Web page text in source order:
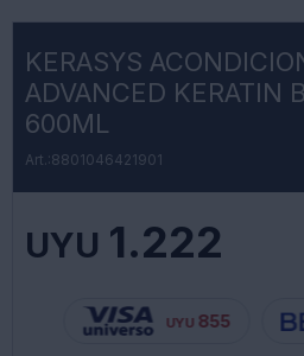
KERASYS
ADVANCED KERATIN
600ML
8801046421901
UYU 1.222
UYU 855